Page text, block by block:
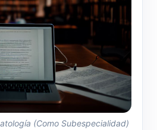
(Como Subespecialidad)